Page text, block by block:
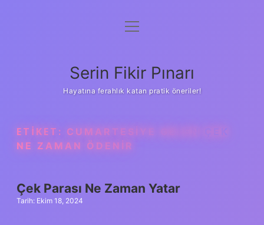
Gizlilik Politikası
Yasal Uyarı
menüyü
Serin Fikir Pınarı
Hayatına ferahlık katan pratik öneriler!
ETIKET: CUMARTESIYE GELEN ÇEK
NE ZAMAN ÖDENIR
Çek Parası Ne Zaman Yatar
Tarih: Ekim 18, 2024